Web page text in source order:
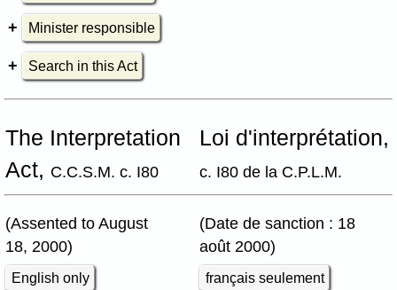
Minister responsible
Search in this Act
The Interpretation
Act, C.C.S.M. c. I80
Loi d'interprétation,
c. I80 de la C.P.L.M.
(Assented to August
18, 2000)
(Date de sanction : 18
août 2000)
English only
français seulement